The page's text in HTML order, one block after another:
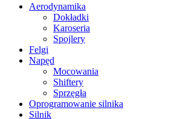
Aerodynamika
Dokładki
Karoseria
Spojlery
Felgi
Napęd
Mocowania
Shiftery
Sprzęgła
Oprogramowanie silnika
Silnik